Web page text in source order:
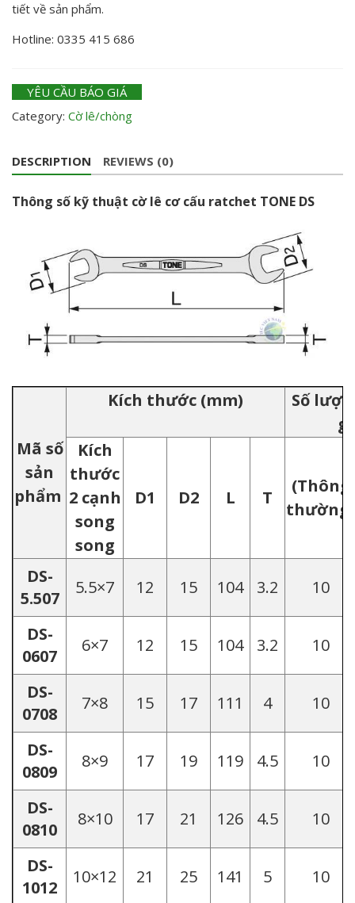
tiết về sản phẩm.
Hotline: 0335 415 686
YÊU CẦU BÁO GIÁ
Category: Cờ lê/chòng
DESCRIPTION REVIEWS (0)
Thông số kỹ thuật cờ lê cơ cấu ratchet TONE DS
Mã số
sản
phẩm
Kích thước (mm)
Số
Kích
thước
2 cạnh
song
song
D1 D2 L T
(Thông
thường)
DS-
5.507
5.5×7 12 15 104 3.2 10
DS-
0607
6×7 12 15 104 3.2 10
DS-
0708
7×8 15 17 111 4 10
DS-
0809
8×9 17 19 119 4.5 10
DS-
0810
8×10 17 21 126 4.5 10
DS-
1012
10×12 21 25 141 5 10